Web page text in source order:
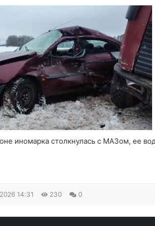
иномарка столкнулась с МАЗом, ее
14:31 230 0